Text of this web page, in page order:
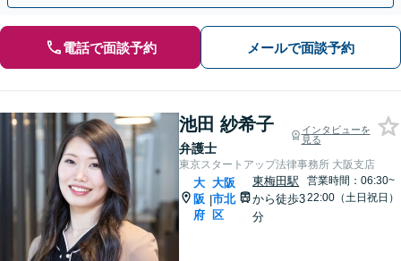
電話で面談予約 メールで面談予約
池田 紗希子
弁護士
インタビューを
見る
東京スタートアップ法律事務所 大阪支店
大
阪
府
|
大阪
市北
区
東梅田駅
から徒歩3
分
営業時間：06:30~
22:00（土日祝日）